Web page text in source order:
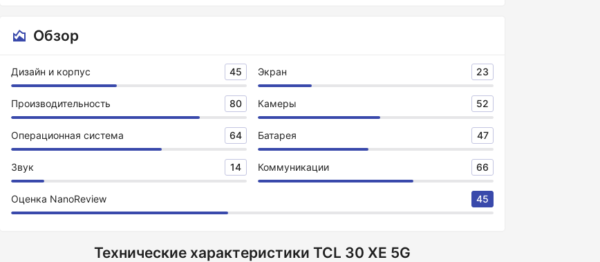
Обзор
Дизайн и корпус 45 Экран 23
Производительность 80 Камеры 52
Операционная система 64 Батарея 47
Звук 14 Коммуникации 66
Оценка NanoReview 45
Технические характеристики TCL 30 XE 5G